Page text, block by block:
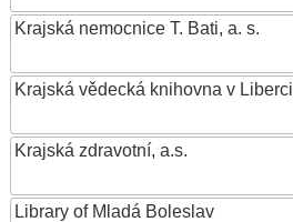
Krajská nemocnice T. Bati, a. s.
Krajská vědecká knihovna v Liberci
Krajská zdravotní, a.s.
Library of Mladá Boleslav